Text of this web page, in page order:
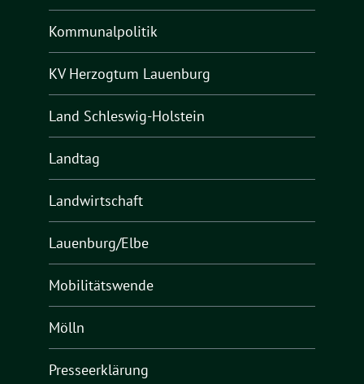
Kommunalpolitik
KV Herzogtum Lauenburg
Land Schleswig-Holstein
Landtag
Landwirtschaft
Lauenburg/Elbe
Mobilitätswende
Mölln
Presseerklärung